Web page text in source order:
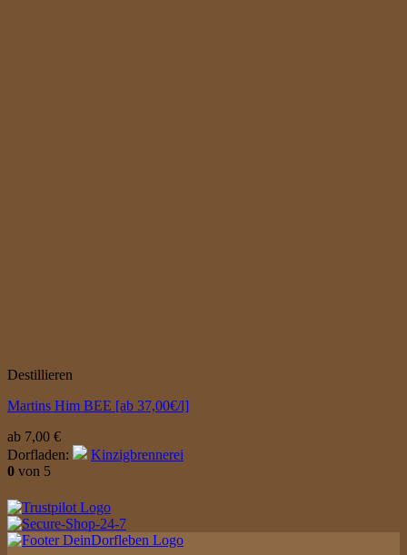
Destillieren
Martins Him BEE [ab 37,00€/l]
ab 7,00 €
Dorfladen:
Kinzigbrennerei
0 von 5